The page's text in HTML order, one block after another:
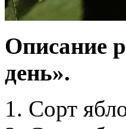
Описание
день».
1. Сорт